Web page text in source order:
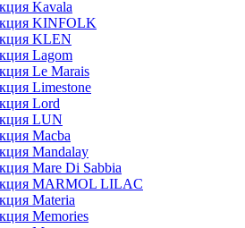
Kavala
KINFOLK
KLEN
Lagom
Le Marais
Limestone
Lord
LUN
Macba
Mandalay
Mare Di Sabbia
MARMOL LILAC
Materia
Memories